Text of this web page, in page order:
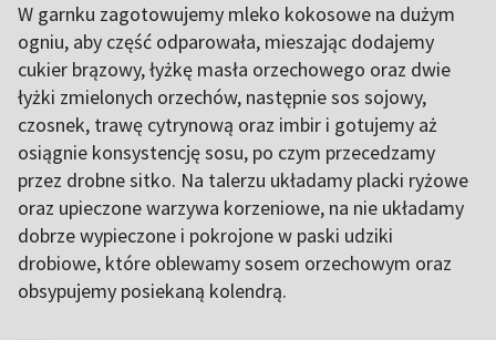
W garnku zagotowujemy mleko kokosowe na dużym
ogniu, aby część odparowała, mieszając dodajemy
cukier brązowy, łyżkę masła orzechowego oraz dwie
łyżki zmielonych orzechów, następnie sos sojowy,
czosnek, trawę cytrynową oraz imbir i gotujemy aż
osiągnie konsystencję sosu, po czym przecedzamy
przez drobne sitko. Na talerzu układamy placki ryżowe
oraz upieczone warzywa korzeniowe, na nie układamy
dobrze wypieczone i pokrojone w paski udziki
drobiowe, które oblewamy sosem orzechowym oraz
obsypujemy posiekaną kolendrą.